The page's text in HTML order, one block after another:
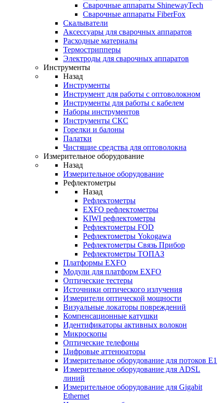
Сварочные аппараты ShinewayTech
Cварочные аппараты FiberFox
Скалыватели
Аксессуары для сварочных аппаратов
Расходные материалы
Термострипперы
Электроды для сварочных аппаратов
Инструменты
Назад
Инструменты
Инструмент для работы с оптоволокном
Инструменты для работы с кабелем
Наборы инструментов
Инструменты СКС
Горелки и балоны
Палатки
Чистящие средства для оптоволокна
Измерительное оборудование
Назад
Измерительное оборудование
Рефлектометры
Назад
Рефлектометры
EXFO рефлектометры
KIWI рефлектометры
Рефлектометры FOD
Рефлектометры Yokogawa
Рефлектометры Связь Прибор
Рефлектометры ТОПАЗ
Платформы EXFO
Модули для платформ EXFO
Оптические тестеры
Источники оптического излучения
Измерители оптической мощности
Визуальные локаторы повреждений
Компенсационные катушки
Идентификаторы активных волокон
Микроскопы
Оптические телефоны
Цифровые аттенюаторы
Измерительное оборудование для потоков Е1
Измерительное оборудование для ADSL
линий
Измерительное оборудование для Gigabit
Ethernet